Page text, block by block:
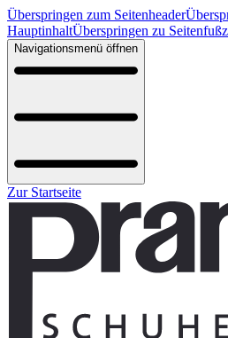
Überspringen zum Seitenheader
HauptinhaltÜberspringen zu
Navigationsmenü öffnen
Zur Startseite